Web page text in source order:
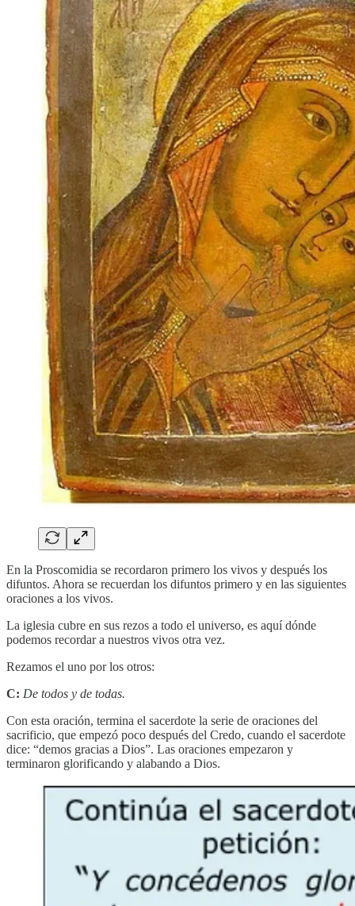
En la Proscomidia se recordaron primero los vivos y después los
difuntos. Ahora se recuerdan los difuntos primero y en las siguientes
oraciones a los vivos.
La iglesia cubre en sus rezos a todo el universo, es aquí dónde
podemos recordar a nuestros vivos otra vez.
Rezamos el uno por los otros:
C: De todos y de todas.
Con esta oración, termina el sacerdote la serie de oraciones del
sacrificio, que empezó poco después del Credo, cuando el sacerdote
dice: “demos gracias a Dios”. Las oraciones empezaron y
terminaron glorificando y alabando a Dios.